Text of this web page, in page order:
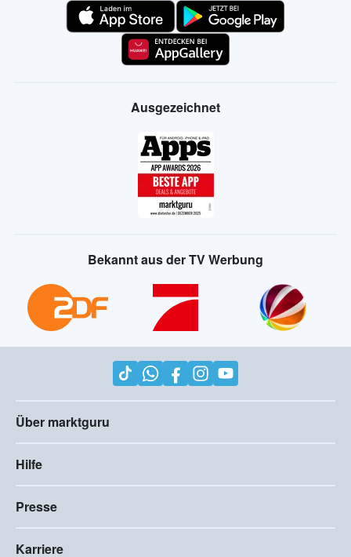
Ausgezeichnet
Bekannt aus der TV Werbung
Über marktguru
Hilfe
Presse
Karriere